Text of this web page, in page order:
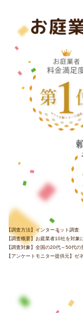
【調査方法】インターネット調
【調査概要】お庭業者10社を対
【調査対象】全国の20代～50代
【アンケートモニター提供元】ゼ